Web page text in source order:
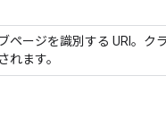
ージを識別する URI。ク
れます。